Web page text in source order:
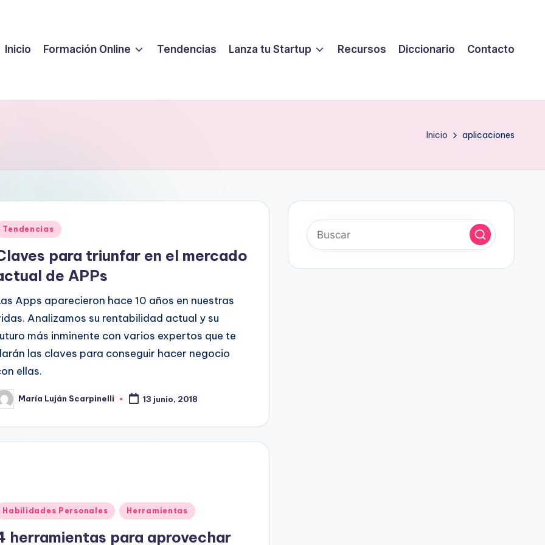
Inicio Formación Online Tendencias Lanza tu Startup Recursos Diccionario Contacto
Inicio aplicaciones
Tendencias
para triunfar en el mercado
de APPs
Apps aparecieron hace 10 años en nuestras
Analizamos su rentabilidad actual y su
más inminente con varios expertos que te
las claves para conseguir hacer negocio
ellas.
María Luján Scarpinelli 13 junio, 2018
Habilidades Personales Herramientas
herramientas para aprovechar